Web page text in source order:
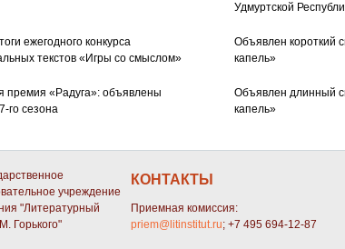
Удмуртской
ежегодного конкурса
текстов «Игры со смыслом»
Объявлен короткий
капель»
премия «Радуга»: объявлены
го сезона
Объявлен длинный
капель»
учреждение
"Литературный
Горького"
КОНТАКТЫ
Приемная комиссия:
priem@litinstitut.ru; +7 495 694-12-87